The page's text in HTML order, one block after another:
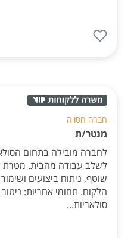
חברה חסויה
מנטר/ת
לחברה מובילה בתחום
לשלב עבודה מהבית. מטרת
שוטף, ניתוח ביצועים
הלקוח. תחומי אחריות:
סולאריות...